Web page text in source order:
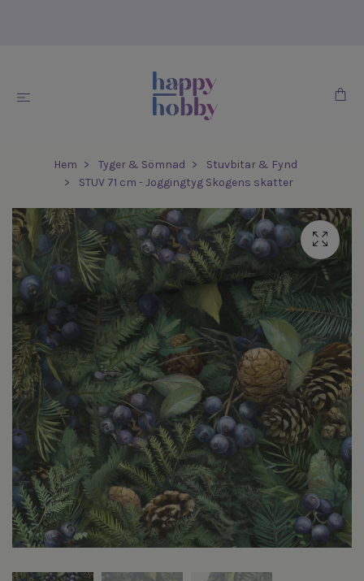
Hem Tyger & Sömnad
Stuvbitar & Fynd
STUV 71 cm - Joggingtyg Skogens skatter